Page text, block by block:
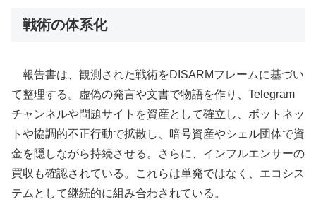
戦術の体系化
報告書は、観測された戦術をDISARMフレームに基づい
て整理する。虚偽の発言や文書で物語を作り、Telegram
チャンネルや問題サイトを資産として確立し、ボットネッ
トや協調的不正行動で拡散し、暗号資産やシェル団体で資
金を隠しながら持続させる。さらに、インフルエンサーの
買収も確認されている。これらは単発ではなく、エコシス
テムとして継続的に組み合わされている。